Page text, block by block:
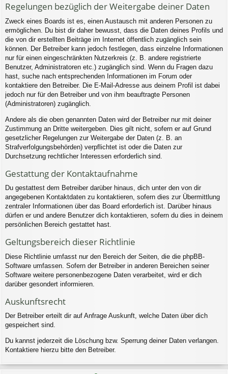
Regelungen bezüglich der Weitergabe deiner Daten
Zweck eines Boards ist es, einen Austausch mit anderen Personen zu
ermöglichen. Du bist dir daher bewusst, dass die Daten deines Profils und
die von dir erstellten Beiträge im Internet öffentlich zugänglich sein
können. Der Betreiber kann jedoch festlegen, dass einzelne Informationen
nur für einen eingeschränkten Nutzerkreis (z. B. andere registrierte
Benutzer, Administratoren etc.) zugänglich sind. Wenn du Fragen dazu
hast, suche nach entsprechenden Informationen im Forum oder
kontaktiere den Betreiber. Die E-Mail-Adresse aus deinem Profil ist dabei
jedoch nur für den Betreiber und von ihm beauftragte Personen
(Administratoren) zugänglich.
Andere als die oben genannten Daten wird der Betreiber nur mit deiner
Zustimmung an Dritte weitergeben. Dies gilt nicht, sofern er auf Grund
gesetzlicher Regelungen zur Weitergabe der Daten (z. B. an
Strafverfolgungsbehörden) verpflichtet ist oder die Daten zur
Durchsetzung rechtlicher Interessen erforderlich sind.
Gestattung der Kontaktaufnahme
Du gestattest dem Betreiber darüber hinaus, dich unter den von dir
angegebenen Kontaktdaten zu kontaktieren, sofern dies zur Übermittlung
zentraler Informationen über das Board erforderlich ist. Darüber hinaus
dürfen er und andere Benutzer dich kontaktieren, sofern du dies in deinem
persönlichen Bereich gestattet hast.
Geltungsbereich dieser Richtlinie
Diese Richtlinie umfasst nur den Bereich der Seiten, die die phpBB-
Software umfassen. Sofern der Betreiber in anderen Bereichen seiner
Software weitere personenbezogene Daten verarbeitet, wird er dich
darüber gesondert informieren.
Auskunftsrecht
Der Betreiber erteilt dir auf Anfrage Auskunft, welche Daten über dich
gespeichert sind.
Du kannst jederzeit die Löschung bzw. Sperrung deiner Daten verlangen.
Kontaktiere hierzu bitte den Betreiber.